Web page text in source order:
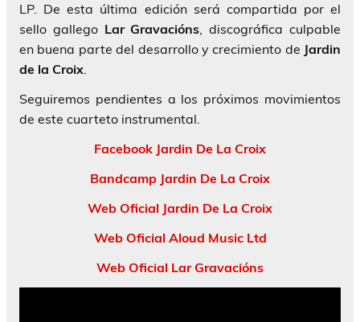
LP. De esta última edición será compartida por el
sello gallego Lar Gravacións, discográfica culpable
en buena parte del desarrollo y crecimiento de Jardin
de la Croix.
Seguiremos pendientes a los próximos movimientos
de este cuarteto instrumental.
Facebook Jardin De La Croix
Bandcamp Jardin De La Croix
Web Oficial Jardin De La Croix
Web Oficial Aloud Music Ltd
Web Oficial Lar Gravacións